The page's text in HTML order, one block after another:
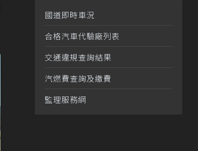
國道即時車況
合格汽車代驗廠列表
交通違規查詢結果
汽燃費查詢及繳費
監理服務網